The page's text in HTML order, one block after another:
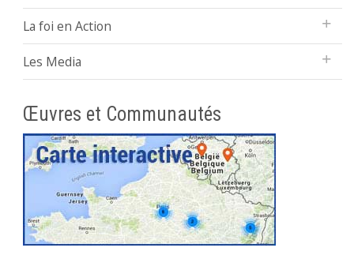
La foi en Action
Les Media
Œuvres et Communautés